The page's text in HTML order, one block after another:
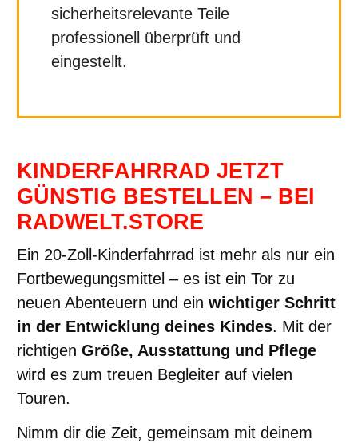
sicherheitsrelevante Teile
professionell überprüft und
eingestellt.
KINDERFAHRRAD JETZT
GÜNSTIG BESTELLEN – BEI
RADWELT.STORE
Ein 20-Zoll-Kinderfahrrad ist mehr als nur ein
Fortbewegungsmittel – es ist ein Tor zu
neuen Abenteuern und ein wichtiger Schritt
in der Entwicklung deines Kindes. Mit der
richtigen Größe, Ausstattung und Pflege
wird es zum treuen Begleiter auf vielen
Touren.
Nimm dir die Zeit, gemeinsam mit deinem